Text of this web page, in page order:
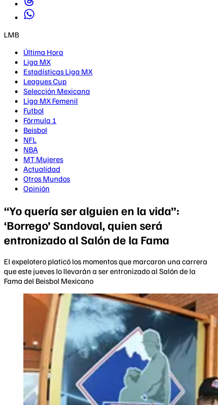
LMB
Última Hora
Liga MX
Estadísticas Liga MX
Leagues Cup
Selección Mexicana
Liga MX Femenil
Futbol
Fórmula 1
Beisbol
NFL
NBA
MT Mujeres
Actualidad
Otros Mundos
Opinión
“Yo quería ser alguien en la vida”:
‘Borrego’ Sandoval, quien será
entronizado al Salón de la Fama
El expelotero platicó los momentos que marcaron una carrera
que este jueves lo llevarán a ser entronizado al Salón de la
Fama del Beisbol Mexicano